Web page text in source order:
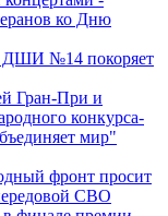
ко Дню
ДШИ №14 покоряет
Гран-При и
конкурса-
мир"
фронт просит
СВО